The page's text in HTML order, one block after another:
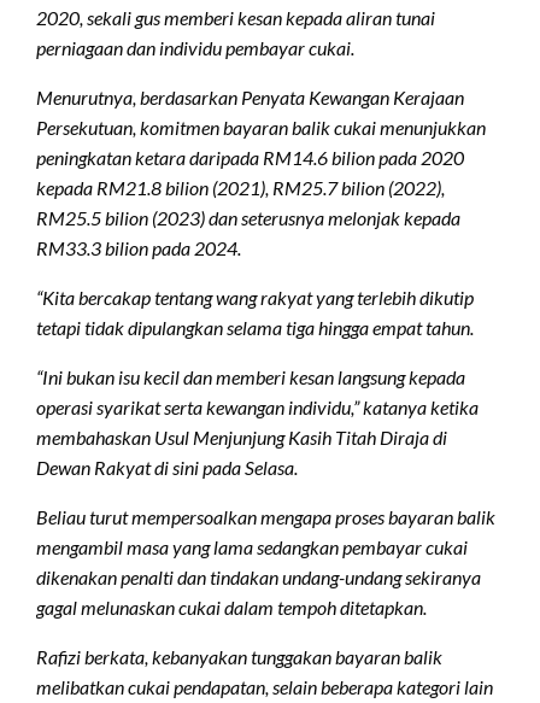
2020, sekali gus memberi kesan kepada aliran tunai
perniagaan dan individu pembayar cukai.
Menurutnya, berdasarkan Penyata Kewangan Kerajaan
Persekutuan, komitmen bayaran balik cukai menunjukkan
peningkatan ketara daripada RM14.6 bilion pada 2020
kepada RM21.8 bilion (2021), RM25.7 bilion (2022),
RM25.5 bilion (2023) dan seterusnya melonjak kepada
RM33.3 bilion pada 2024.
“Kita bercakap tentang wang rakyat yang terlebih dikutip
tetapi tidak dipulangkan selama tiga hingga empat tahun.
“Ini bukan isu kecil dan memberi kesan langsung kepada
operasi syarikat serta kewangan individu,” katanya ketika
membahaskan Usul Menjunjung Kasih Titah Diraja di
Dewan Rakyat di sini pada Selasa.
Beliau turut mempersoalkan mengapa proses bayaran balik
mengambil masa yang lama sedangkan pembayar cukai
dikenakan penalti dan tindakan undang-undang sekiranya
gagal melunaskan cukai dalam tempoh ditetapkan.
Rafizi berkata, kebanyakan tunggakan bayaran balik
melibatkan cukai pendapatan, selain beberapa kategori lain